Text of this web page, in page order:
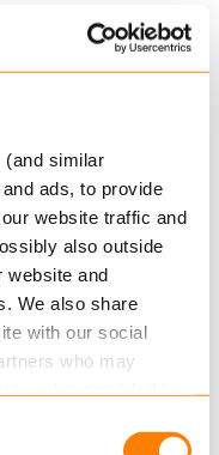
(and similar
ads, to provide
website traffic and
also outside
website and
We also share
with our social
who may
experience.